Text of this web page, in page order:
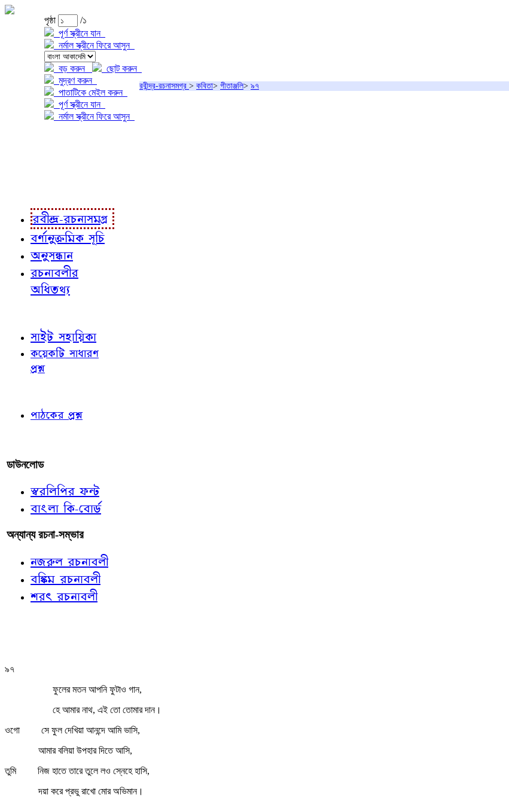
পৃষ্ঠা
/১
পূর্ণ স্ক্রীনে যান
নর্মাল স্ক্রীনে ফিরে আসুন
বড় করুন
ছোট করুন
মুদ্রণ করুন
পাতাটিকে মেইল করুন
পূর্ণ স্ক্রীনে যান
নর্মাল স্ক্রীনে ফিরে আসুন
রবীন্দ্র-রচনাসমগ্র > কবিতা> গীতাঞ্জলি> ৯৭
রবীন্দ্র-রচনাসমগ্র
বর্ণানুক্রমিক সূচি
অনুসন্ধান
রচনাবলীর
অধিতথ্য
সাইট সহায়িকা
কয়েকটি সাধারণ
প্রশ্ন
পাঠকের প্রশ্ন
ডাউনলোড
স্বরলিপির ফন্ট
বাংলা কি-বোর্ড
অন্যান্য রচনা-সম্ভার
নজরুল রচনাবলী
বঙ্কিম রচনাবলী
শরৎ রচনাবলী
৯৭
ফুলের মতন আপনি ফুটাও গান,
হে আমার নাথ, এই তো তোমার দান।
ওগো
সে ফুল দেখিয়া আনন্দে আমি ভাসি,
আমার বলিয়া উপহার দিতে আসি,
তুমি
নিজ হাতে তারে তুলে লও স্নেহে হাসি,
দয়া করে প্রভু রাখো মোর অভিমান।